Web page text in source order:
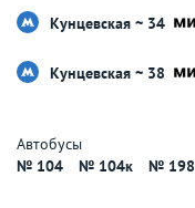
Кунцевская ~ 34
Кунцевская ~ 38
Автобусы
№ 104
№ 104к № 198